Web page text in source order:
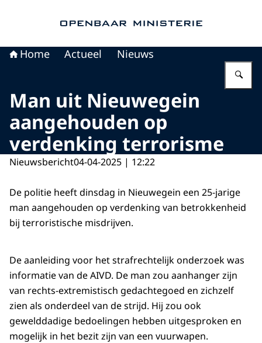
Home Actueel Nieuws
Man uit Nieuwegein
aangehouden op
verdenking terrorisme
Nieuwsbericht04-04-2025 | 12:22
De politie heeft dinsdag in Nieuwegein een 25-jarige
man aangehouden op verdenking van betrokkenheid
bij terroristische misdrijven.
De aanleiding voor het strafrechtelijk onderzoek was
informatie van de AIVD. De man zou aanhanger zijn
van rechts-extremistisch gedachtegoed en zichzelf
zien als onderdeel van de strijd. Hij zou ook
gewelddadige bedoelingen hebben uitgesproken en
mogelijk in het bezit zijn van een vuurwapen.